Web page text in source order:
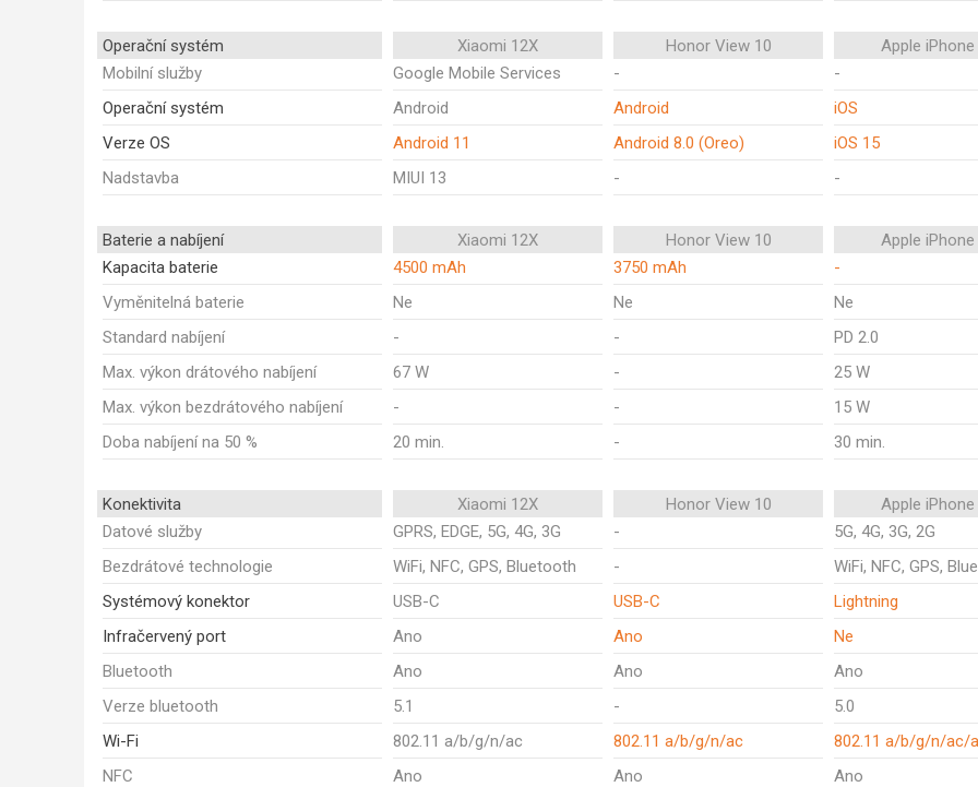
Operační systém Xiaomi 12X Honor View 10
Apple
Mobilní služby
Google Mobile Services -
-
Operační systém
Android Android
iOS
Verze OS
Android 11 Android 8.0 (Oreo)
iOS 15
Nadstavba
MIUI 13 - -
Baterie a nabíjení Xiaomi 12X Honor View 10
Apple
Kapacita baterie
4500 mAh 3750 mAh
-
Vyměnitelná baterie
Ne Ne
Ne
Standard nabíjení
- -
PD 2.0
Max. výkon drátového nabíjení
67 W -
25 W
Max. výkon bezdrátového nabíjení
- -
15 W
Doba nabíjení na 50 %
20 min. - 30 min.
Konektivita Xiaomi 12X Honor View 10
Apple
Datové služby
GPRS, EDGE, 5G, 4G, 3G -
5G, 4G, 3G, 2G
Bezdrátové technologie
WiFi, NFC, GPS, Bluetooth -
WiFi, NFC, GPS,
Systémový konektor
USB-C USB-C
Lightning
Infračervený port
Ano Ano
Ne
Bluetooth
Ano Ano
Ano
Verze bluetooth
5.1 -
5.0
Wi-Fi
802.11 a/b/g/n/ac 802.11 a/b/g/n/ac
802.11 a/b/g/n/ac/
NFC
Ano Ano
Ano